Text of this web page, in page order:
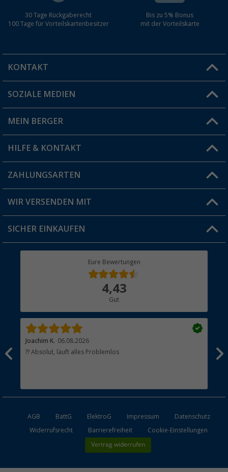
30 Tage Rückgaberecht
100 Tage für Vorteilskartenbesitzer
Bis zu 5% Bonus
mit der Vorteilskarte
KONTAKT
Du hast eine Frage?
Filiale finden
SOZIALE MEDIEN
MEIN BERGER
Vorteilskarte
Blog
Jobs & Karriere
HILFE & KONTAKT
FAQ & Kontakt
Versandinformationen
Rücksendung
ZAHLUNGSARTEN
WIR VERSENDEN MIT
SICHER EINKAUFEN
Eure Bewertungen
4,43
Gut
Joachim K. 06.08.2026
?? Absolut, läuft alles Problemlos
AGB BattG ElektroG Impressum
Datenschutz
Widerrufsrecht
Barrierefreiheit Cookie-Einstellungen
Vertrag widerrufen